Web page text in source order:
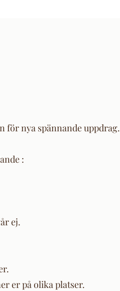
för nya spännande uppdrag.
:
ej.
er på olika platser.